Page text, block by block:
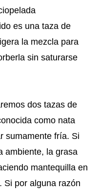
es una taza de
la mezcla para
sin saturarse
dos tazas de
como nata
sumamente fría. Si
ambiente, la grasa
mantequilla en
Si por alguna razón